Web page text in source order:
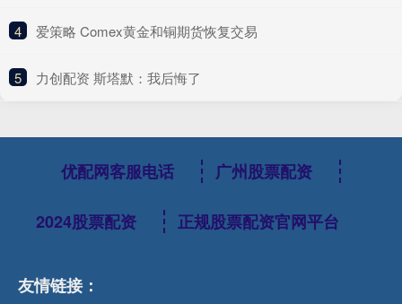
4 ​爱策略 Comex黄金和铜期货恢复交易
5 ​力创配资 斯塔默：我后悔了
优配网客服电话 广州股票配资
2024股票配资 正规股票配资官网平台
友情链接：